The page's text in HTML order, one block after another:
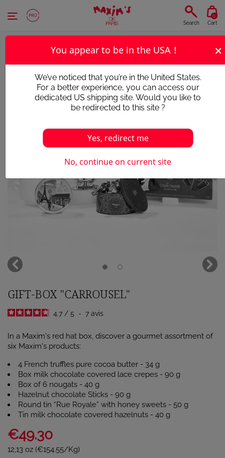
Cookies management panel
Search Cart
0
GIFT-BOX "CARROUSEL"
4.7 / 5 - 7 avis
In a Maxim's red hat box, discover a gourmet assortment of
six Maxim's products:
4 French truffles pure cocoa butter - 34 g
Box milk chocolate covered lace crepes - 90 g
Box of 6 nougats - 40 g
Hazelnut chocolate Sticks - 90 g
Round tin “Rue Royale” with honey sweets - 50 g
Tin milk chocolate covered hazelnuts - 40 g
€49.30
12,13 oz (€154.55/Kg)
You appear to be in the USA ! ×
We’ve noticed that you’re in the United States.
For a better experience, you can access our
dedicated US shipping site. Would you like to
be redirected to this site ?
Yes, redirect me
No, continue on current site